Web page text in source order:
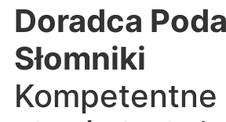
Doradca
Słomniki
Kompetentne